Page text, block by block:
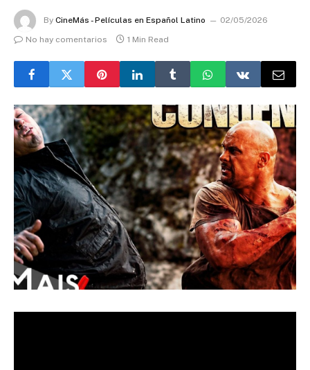
By CineMás - Películas en Español Latino
02/05/2026
No hay comentarios
1 Min Read